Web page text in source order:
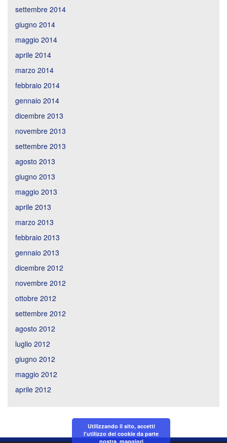
settembre 2014
giugno 2014
maggio 2014
aprile 2014
marzo 2014
febbraio 2014
gennaio 2014
dicembre 2013
novembre 2013
settembre 2013
agosto 2013
giugno 2013
maggio 2013
aprile 2013
marzo 2013
febbraio 2013
gennaio 2013
dicembre 2012
novembre 2012
ottobre 2012
settembre 2012
agosto 2012
luglio 2012
giugno 2012
maggio 2012
aprile 2012
Utilizzando il sito, accetti
l'utilizzo dei cookie da parte
nostra. maggiori